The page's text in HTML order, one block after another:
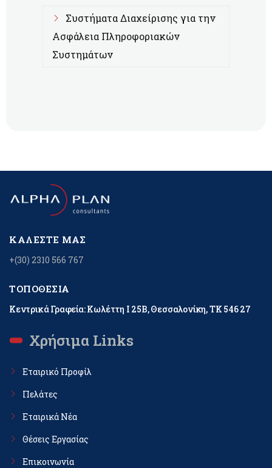
Συστήματα Διαχείρισης για την
Ασφάλεια Πληροφοριακών
Συστημάτων
ΚΑΛΈΣΤΕ ΜΑΣ
+(30) 2310 566 767
ΤΟΠΟΘΕΣΊΑ
Κεντρικά Γραφεία: Κωλέττη Ι 25Β, Θεσσαλονίκη, ΤΚ 546 27
Χρήσιμα Links
Εταιρικό Προφίλ
Πελάτες
Εταιρικά Νέα
Θέσεις Εργασίας
Επικοινωνία